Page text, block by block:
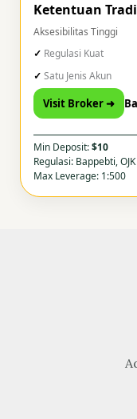
Ketentuan
Aksesibilitas Tinggi
Regulasi Kuat
Satu Jenis Akun
Visit Broker ➜
Min Deposit:$10
Regulasi: Bappebti, OJK
Max Leverage: 1:500